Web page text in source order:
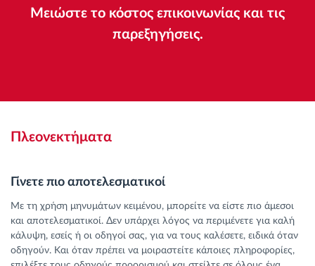
Μειώστε το κόστος επικοινωνίας και τις
παρεξηγήσεις.
Πλεονεκτήματα
Γίνετε πιο αποτελεσματικοί
Με τη χρήση μηνυμάτων κειμένου, μπορείτε να είστε πιο άμεσοι
και αποτελεσματικοί. Δεν υπάρχει λόγος να περιμένετε για καλή
κάλυψη, εσείς ή οι οδηγοί σας, για να τους καλέσετε, ειδικά όταν
οδηγούν. Και όταν πρέπει να μοιραστείτε κάποιες πληροφορίες,